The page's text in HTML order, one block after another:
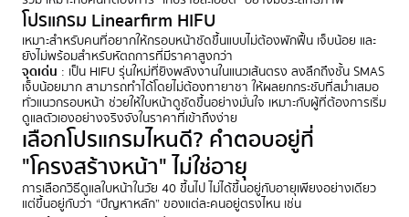
โปรแกรม Linearfirm HIFU
เหมาะสำหรับคนที่อยากให้กรอบหน้าชัดขึ้นแบบไม่ต้องพักฟื้น เจ็บน้อย และ
ยังไม่พร้อมสำหรับหัตถการที่มีราคาสูงกว่า
จุดเด่น : เป็น HIFU รุ่นใหม่ที่ยิงพลังงานในแนวเส้นตรง ลงลึกถึงชั้น SMAS
เจ็บน้อยมาก สามารถทำได้โดยไม่ต้องทายาชา ให้ผลยกกระชับที่สม่ำเสมอ
ทั่วแนวกรอบหน้า ช่วยให้ใบหน้าดูชัดขึ้นอย่างมั่นใจ เหมาะกับผู้ที่ต้องการเริ่ม
ดูแลตัวเองอย่างจริงจังในราคาที่เข้าถึงง่าย
เลือกโปรแกรมไหนดี? คำตอบอยู่ที่
"โครงสร้างหน้า" ไม่ใช่อายุ
การเลือกวิธีดูแลใบหน้าในวัย 40 ขึ้นไป ไม่ได้ขึ้นอยู่กับอายุเพียงอย่างเดียว
แต่ขึ้นอยู่กับว่า “ปัญหาหลัก” ของแต่ละคนอยู่ตรงไหน เช่น